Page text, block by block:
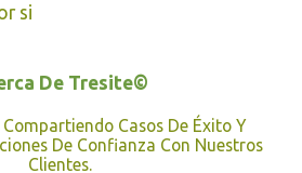
si
De Tresite©
Casos De Éxito Y
De Confianza Con Nuestros
Clientes.